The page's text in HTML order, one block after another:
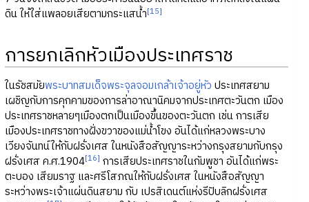
ดิน ให้ใส่แพลอยเสียตามกระแสน้ำ[15]
การยกเลิกหัวเมืองประเทศราช
ในรัชสมัยพระบาทสมเด็จพระจุลจอมเกล้าเจ้าอยู่หัว ประเทศสยาม
เผชิญกับการคุกคามของการล่าอาณานิคมจากประเทศตะวันตก เมือง
ประเทศราชหลายๆเมืองตกเป็นเมืองขึ้นของตะวันตก เช่น การเสีย
เมืองประเทศราชทางฝั่งขวาของแม่น้ำโขง อันได้แก่หลวงพระบาง
เวียงจันทน์ให้กับฝรั่งเศส ในหนังสือสัญญาระหว่างกรุงสยามกับกรุง
ฝรั่งเศส ค.ศ.1904[16] การเสียประเทศราชในกัมพูชา อันได้แก่พระ
ตะบอง เสียมราฐ และศรีโสภณให้กับฝรั่งเศส ในหนังสือสัญญา
ระหว่างพระเจ้าแผ่นดินสยาม กับ เปรสิเดนต์แห่งรีปับลิกฝรั่งเศส